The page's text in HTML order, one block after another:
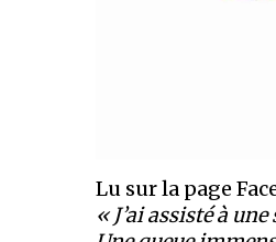
Lu sur la page
« J’ai assisté à